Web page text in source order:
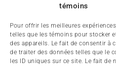
témoins
Pour offrir les meilleures
telles que les témoins pour stocker
des appareils. Le fait de consentir à
de traiter des données telles que le
les ID uniques sur ce site. Le fait de